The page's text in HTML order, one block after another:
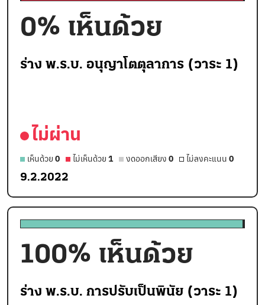
0% เห็นด้วย
ร่าง พ.ร.บ. อนุญาโตตุลาการ (วาระ 1)
ไม่ผ่าน
เห็นด้วย 0 ไม่เห็นด้วย 1 งดออกเสียง 0 ไม่ลงคะแนน 0
9.2.2022
100% เห็นด้วย
ร่าง พ.ร.บ. การปรับเป็นพินัย (วาระ 1)